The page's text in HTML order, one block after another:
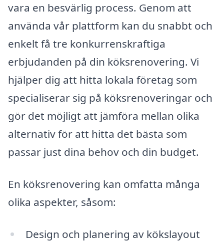
vara en besvärlig process. Genom att
använda vår plattform kan du snabbt och
enkelt få tre konkurrenskraftiga
erbjudanden på din köksrenovering. Vi
hjälper dig att hitta lokala företag som
specialiserar sig på köksrenoveringar och
gör det möjligt att jämföra mellan olika
alternativ för att hitta det bästa som
passar just dina behov och din budget.
En köksrenovering kan omfatta många
olika aspekter, såsom:
Design och planering av kökslayout